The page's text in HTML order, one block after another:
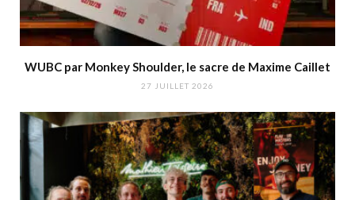
WUBC par Monkey Shoulder, le sacre de Maxime Caillet
27 JUILLET 2026